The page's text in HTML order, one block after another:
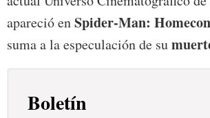
apareció enSpider-Man:
suma a la especulación de su
Boletín